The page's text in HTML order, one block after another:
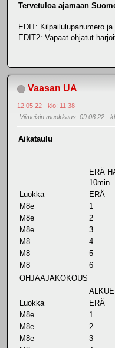
Tervetuloa ajamaan
EDIT: Kilpailulupanumero
EDIT2: Vapaat ohjatut
Vaasan UA
12.05.22 - klo: 11.38
Viimeisin muokkaus: 09.06.22 -
Aikataulu
ERÄ
10min
Luokka
ERÄ
M8e
1
M8e
2
M8e
3
M8
4
M8
5
M8
6
OHJAAJAKOKOUS
Luokka
ERÄ
M8e
1
M8e
2
M8e
3